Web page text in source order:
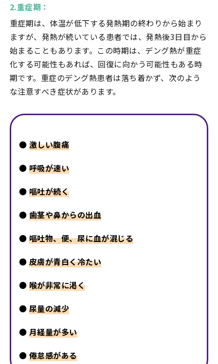
2.重症期：
重症期は、体温が低下する発熱期の終わりから始まり
ますが、発熱が続いている患者では、発熱後3日目から
始まることもあります。この時期は、デング熱が重症
化する可能性もあれば、回復に向かう可能性もある時
期です。重症のデング熱患者は落ち着かず、次のよう
な注意すべき症状があります。
● 激しい腹痛
● 呼吸が速い
● 嘔吐が続く
● 歯茎や鼻からの出血
● 嘔吐物、便、尿に血が混じる
● 皮膚が青白く冷たい
● 喉が非常に渇く
● 尿量の減少
● 月経量が多い
● 倦怠感がある